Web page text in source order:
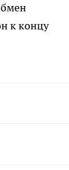
к концу